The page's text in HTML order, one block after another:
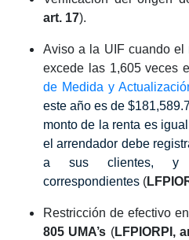
art. 17).
Aviso a la UIF cuando el
excede las 1,605 veces
de Medida y
este año es de
monto de la renta es
el arrendador debe
a sus clientes, y
correspondientes (
Restricción de efectivo
805 UMA’s (LFPIORPI,